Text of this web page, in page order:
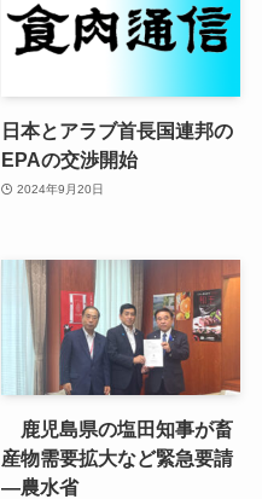
日本とアラブ首長国連邦の
EPAの交渉開始
2024年9月20日
鹿児島県の塩田知事が畜
産物需要拡大など緊急要請
—農水省